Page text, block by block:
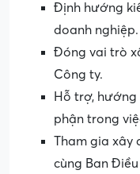
Định hướng
doanh nghiệp.
Đóng vai trò
Công ty.
Hỗ trợ,
phận trong
Tham gia xây
cùng Ban Điều